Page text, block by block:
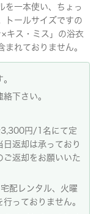
を一本使い、ちょっ
トールサイズですの
キス・ミス」の浴衣
れておりません。
下さい。
円/1名にて定
返却は承っており
ご返却をお願いいた
配レンタル、火曜
っておりません。